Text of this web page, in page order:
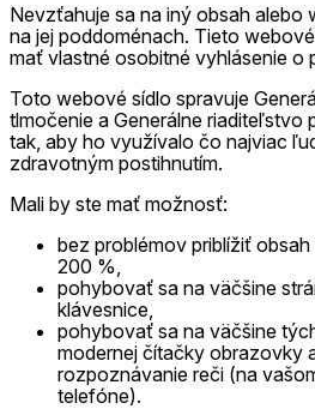
Nevzťahuje sa na iný obsah alebo
na jej poddoménach. Tieto
mať vlastné osobitné vyhlásenie o
Toto webové sídlo spravuje
tlmočenie a Generálne riaditeľstvo
tak, aby ho využívalo čo najviac
zdravotným postihnutím.
Mali by ste mať možnosť:
bez problémov priblížiť
200 %,
pohybovať sa na väčšine
klávesnice,
pohybovať sa na väčšine
modernej čítačky obrazovky
rozpoznávanie reči (na
telefóne).